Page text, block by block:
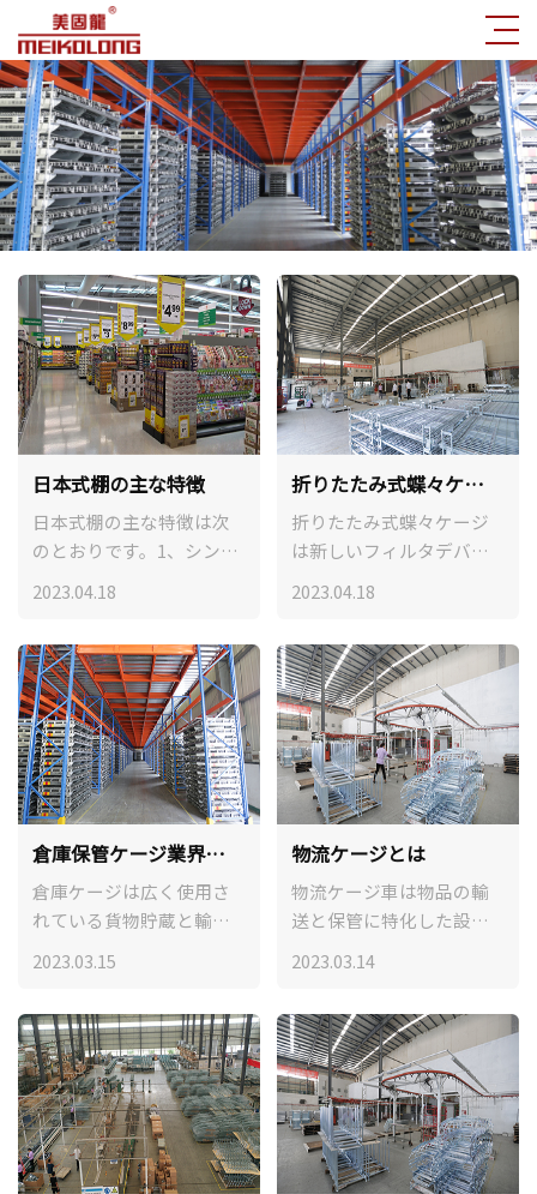
日本式棚の主な特徴
日本式棚の主な特徴は次
のとおりです。1、シンプ
ルでシンプルなデザイン
デザインを採用し、実用
性と機能性を重視し、過
剰な装飾と煩雑な細部を
避ける。
2023.04.18
折りたたみ式蝶々ケー
ジの特徴
折りたたみ式蝶々ケージ
は新しいフィルタデバイ
スであり、伝統的な蝶々
2023.04.18
倉庫保管ケージ業界の
現状について
倉庫ケージは広く使用さ
れている貨物貯蔵と輸送
設備である。この設備は
あるなどの特徴があり、
現代の物流業界では欠か
せない設備の一つであ
る。世界的には、倉庫ケ
ージは多くの企業の倉庫
と物流分野での選択とな
2023.03.15
物流ケージとは
物流ケージ車は物品の輸
送と保管に特化した設備
であり、工場、倉庫、ス
計と製造は物品の保護、
便利な運搬と保管を考慮
し、物流効率を高め、物
品の輸送をより効率的、
信頼性と安全にする。
2023.03.14